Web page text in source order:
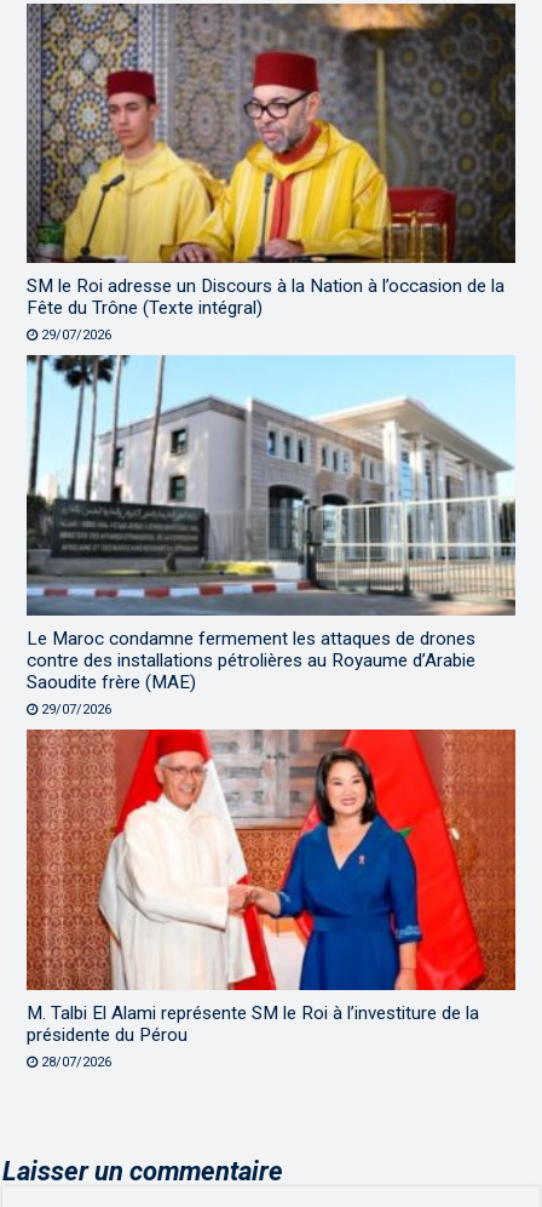
SM le Roi adresse un Discours à la Nation à l’occasion de la
Fête du Trône (Texte intégral)
29/07/2026
Le Maroc condamne fermement les attaques de drones
contre des installations pétrolières au Royaume d’Arabie
Saoudite frère (MAE)
29/07/2026
M. Talbi El Alami représente SM le Roi à l’investiture de la
présidente du Pérou
28/07/2026
Laisser un commentaire